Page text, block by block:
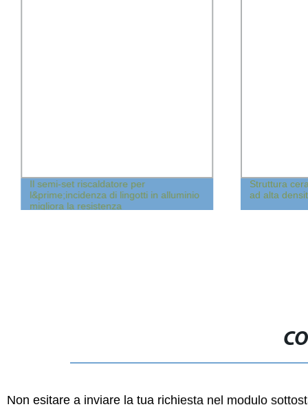
Il semi-set riscaldatore per
l&prime;incidenza di lingotti in alluminio
migliora la resistenza
Struttura
ad alta
Non esitare a inviare la tua richiesta nel modulo